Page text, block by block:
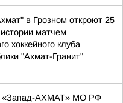
в Грозном откроют 25
матчем
хоккейного клуба
"Ахмат-Гранит"
«Запад-АХМАТ» МО РФ